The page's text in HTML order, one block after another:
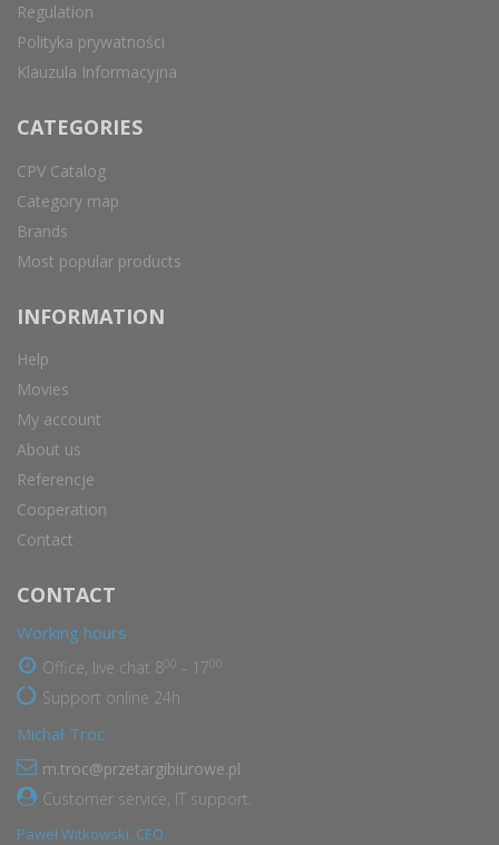
Regulation
Polityka prywatności
Klauzula Informacyjna
CATEGORIES
CPV Catalog
Category map
Brands
Most popular products
INFORMATION
Help
Movies
My account
About us
Referencje
Cooperation
Contact
CONTACT
Working hours
Office, live chat 8 - 17
Support online 24h
Michał Troc
m.troc@przetargibiurowe.pl
Customer service, IT support.
Paweł Witkowski, CEO